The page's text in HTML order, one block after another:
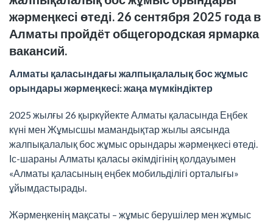
жәрмеңкесі өтеді. 26 сентября 2025 года в
Алматы пройдёт общегородская ярмарка
вакансий.
Алматы қаласындағы жалпықалалық бос жұмыс
орындары жәрмеңкесі: жаңа мүмкіндіктер
2025 жылғы 26 қыркүйекте Алматы қаласында Еңбек
күні мен Жұмысшы мамандықтар жылы аясында
жалпықалалық бос жұмыс орындары жәрмеңкесі өтеді.
Іс-шараны Алматы қаласы әкімдігінің қолдауымен
«Алматы қаласының еңбек мобильділігі орталығы»
ұйымдастырады.
Жәрмеңкенің мақсаты – жұмыс берушілер мен жұмыс